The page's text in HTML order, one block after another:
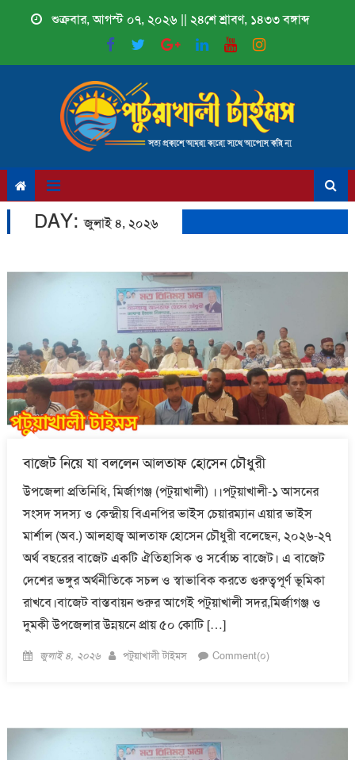
শুক্রবার, আগস্ট ০৭, ২০২৬ || ২৪শে শ্রাবণ, ১৪৩৩ বঙ্গাব্দ
DAY:জুলাই ৪, ২০২৬
বাজেট নিয়ে যা বললেন আলতাফ হোসেন চৌধুরী
উপজেলা প্রতিনিধি, মির্জাগঞ্জ (পটুয়াখালী) ।।পটুয়াখালী-১ আসনের
সংসদ সদস্য ও কেন্দ্রীয় বিএনপির ভাইস চেয়ারম্যান এয়ার ভাইস
মার্শাল (অব.) আলহাজ্ব আলতাফ হোসেন চৌধুরী বলেছেন, ২০২৬-২৭
অর্থ বছরের বাজেট একটি ঐতিহাসিক ও সর্বোচ্চ বাজেট। এ বাজেট
দেশের ভঙ্গুর অর্থনীতিকে সচল ও স্বাভাবিক করতে গুরুত্বপূর্ণ ভূমিকা
রাখবে।বাজেট বাস্তবায়ন শুরুর আগেই পটুয়াখালী সদর,মির্জাগঞ্জ ও
দুমকী উপজেলার উন্নয়নে প্রায় ৫০ কোটি […]
Posted
জুলাই ৪, ২০২৬ Author
পটুয়াখালী টাইমস Comment(০)